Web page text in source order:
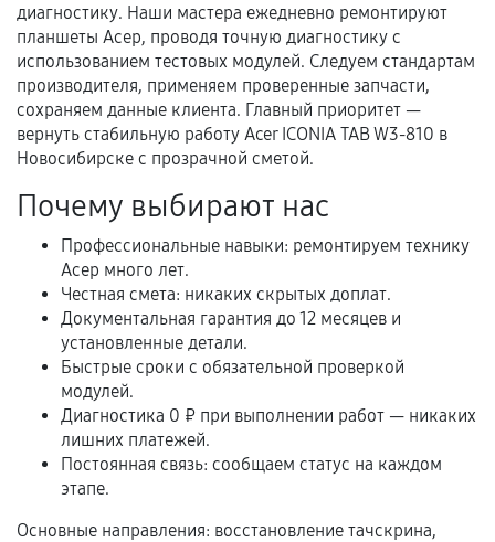
Документы для подтверждения
гарантии
Гарантийный талон.
услуг и сроком гарантии.
Документы на установленные комплектующие
и кассовый чек.
Расширенная гарантия
В некоторых случаях возможно оформление
расширенной гарантии. Стоимость, сроки и
условия продления согласовываются отдельно и
фиксируются в документах.
диагностику. Наши мастера ежедневно ремонтируют
планшеты Асер, проводя точную диагностику с
использованием тестовых модулей. Следуем стандартам
производителя, применяем проверенные запчасти,
сохраняем данные клиента. Главный приоритет —
вернуть стабильную работу Acer ICONIA TAB W3-810 в
Новосибирске с прозрачной сметой.
Почему выбирают нас
Профессиональные навыки: ремонтируем технику
Асер много лет.
Честная смета: никаких скрытых доплат.
Документальная гарантия до 12 месяцев и
установленные детали.
Быстрые сроки с обязательной проверкой
модулей.
Диагностика 0 ₽ при выполнении работ — никаких
лишних платежей.
Постоянная связь: сообщаем статус на каждом
этапе.
Основные направления: восстановление тачскрина,